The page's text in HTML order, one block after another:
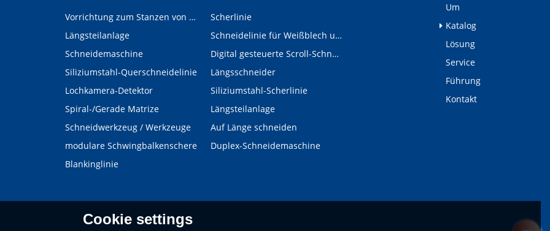
Vorrichtung zum Stanzen von Innen-/Außenplatinen im Automobilbereich
Scherlinie
Längsteilanlage
Schneidelinie für Weißblech und Aluminiumschnecken
Schneidemaschine
Digital gesteuerte Scroll-Schneidelinie
Siliziumstahl-Querschneidelinie
Längsschneider
Lochkamera-Detektor
Siliziumstahl-Scherlinie
Spiral-/Gerade Matrize
Längsteilanlage
Schneidwerkzeug / Werkzeuge
Auf Länge schneiden
modulare Schwingbalkenschere
Duplex-Schneidemaschine
Blankinglinie
Um
Katalog
Lösung
Service
Führung
Kontakt
Cookie settings